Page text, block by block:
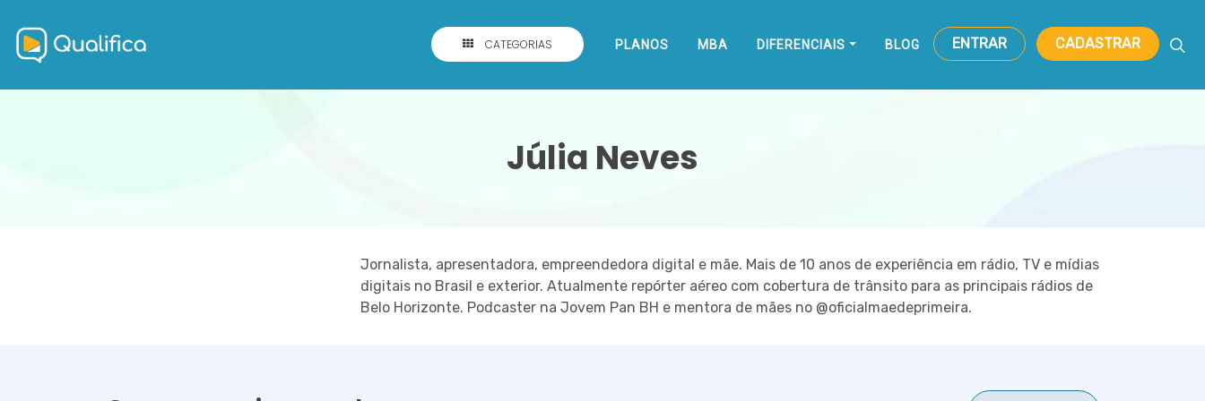
CATEGORIAS PLANOS MBA DIFERENCIAIS BLOG ENTRAR CADASTRAR
Júlia Neves
Jornalista, apresentadora, empreendedora digital e mãe. Mais de 10 anos de experiência em rádio, TV e mídias
digitais no Brasil e exterior. Atualmente repórter aéreo com cobertura de trânsito para as principais rádios de
Belo Horizonte. Podcaster na Jovem Pan BH e mentora de mães no @oficialmaedeprimeira.